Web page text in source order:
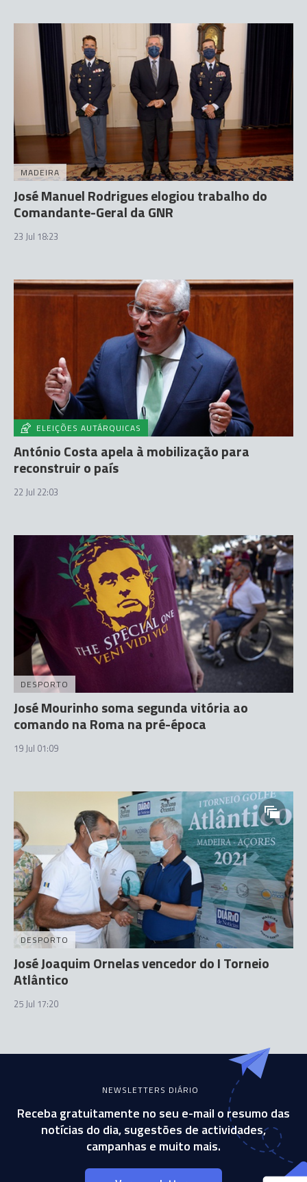
MADEIRA
José Manuel Rodrigues elogiou trabalho do
Comandante-Geral da GNR
23 Jul 18:23
ELEIÇÕES AUTÁRQUICAS
António Costa apela à mobilização para
reconstruir o país
22 Jul 22:03
DESPORTO
José Mourinho soma segunda vitória ao
comando na Roma na pré-época
19 Jul 01:09
DESPORTO
José Joaquim Ornelas vencedor do I Torneio
Atlântico
25 Jul 17:20
NEWSLETTERS DIÁRIO
Receba gratuitamente no seu e-mail o resumo das
notícias do dia, sugestões de actividades,
campanhas e muito mais.